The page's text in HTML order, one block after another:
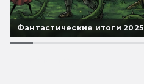
Фантастические итоги 2025